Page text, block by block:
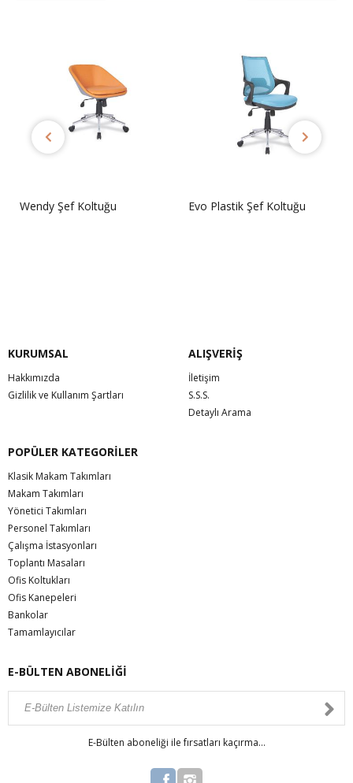
Wendy Şef Koltuğu Evo Plastik Şef Koltuğu
KURUMSAL
Hakkımızda
Gizlilik ve Kullanım Şartları
ALIŞVERİŞ
İletişim
S.S.S.
Detaylı Arama
POPÜLER KATEGORİLER
Klasik Makam Takımları
Makam Takımları
Yönetici Takımları
Personel Takımları
Çalışma İstasyonları
Toplantı Masaları
Ofis Koltukları
Ofis Kanepeleri
Bankolar
Tamamlayıcılar
E-BÜLTEN ABONELİĞİ
E-Bülten aboneliği ile fırsatları kaçırma...